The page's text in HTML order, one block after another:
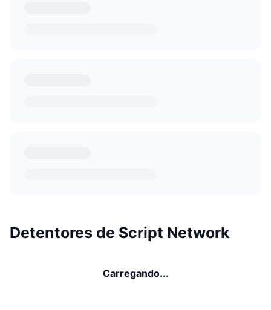
Detentores de Script Network
Carregando...